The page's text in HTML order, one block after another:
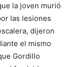
la joven murió
las lesiones
dijeron
el mismo
Gordillo